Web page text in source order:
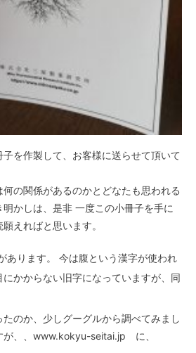
を作製して、お客様に送らせて頂いて
の関係があるのかとどなたも思われる
かしは、是非 一度この小冊子を手に
えればと思います。
あります。 今は腹という漢字が使われ
にかからない旧字になっていますが、同
のか、少しグーグルから調べてみまし
が、、www.kokyu-seitai.jp に、